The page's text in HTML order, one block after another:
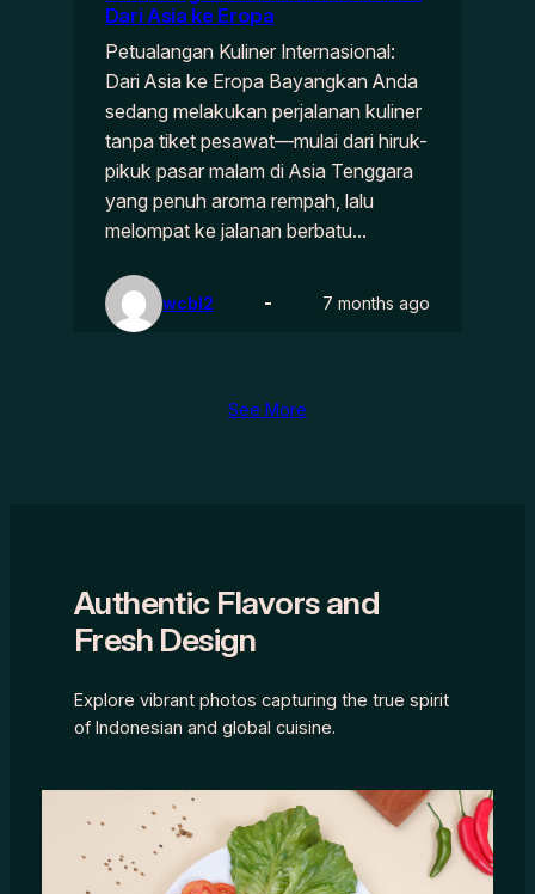
Dari Asia ke Eropa
Petualangan Kuliner Internasional:
Dari Asia ke Eropa Bayangkan Anda
sedang melakukan perjalanan kuliner
tanpa tiket pesawat—mulai dari hiruk-
pikuk pasar malam di Asia Tenggara
yang penuh aroma rempah, lalu
melompat ke jalanan berbatu…
wcbl2 7 months ago
See More
Authentic Flavors and
Fresh Design
Explore vibrant photos capturing the true spirit
of Indonesian and global cuisine.